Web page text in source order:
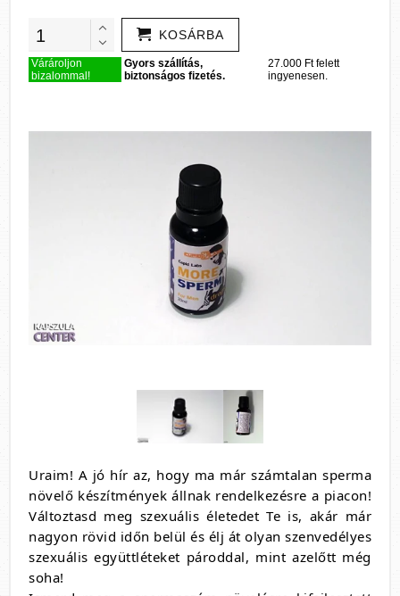
KOSÁRBA
Várároljon
bizalommal!
Gyors szállítás,
biztonságos fizetés.
27.000 Ft felett
ingyenesen.
Uraim! A jó hír az, hogy ma már számtalan sperma
növelő készítmények állnak rendelkezésre a piacon!
Változtasd meg szexuális életedet Te is, akár már
nagyon rövid időn belül és élj át olyan szenvedélyes
szexuális együttléteket pároddal, mint azelőtt még
soha!